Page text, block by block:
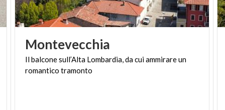
Montevecchia
Ilbalconesull’Alta Lombardia,dacuiammirareun
romantico tramonto